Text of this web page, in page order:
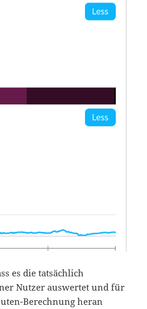
es die tatsächlich
Nutzer auswertet und für
Berechnung heran